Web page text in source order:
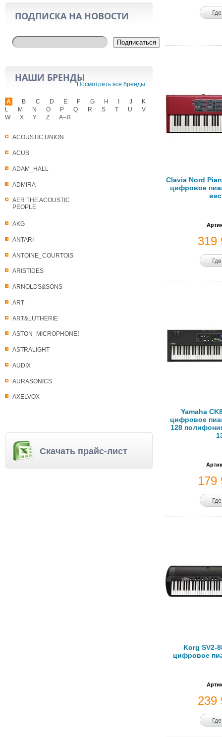
ПОДПИСКА НА НОВОСТИ
Подписаться
НАШИ БРЕНДЫ
Посмотреть все бренды
A
ACOUSTIC UNION
ACUS
ADAM_HALL
ADMIRA
AER THE ACOUSTIC
PEOPLE
AKG
ANTARI
ANTOINE_COURTOIS
ARISTIDES
ARNOLDS&SONS
ART
ART&LUTHERIE
ASTON_MICROPHONES
ASTRALIGHT
AUDIX
AURASONICS
AXELVOX
B C D E F G H J
K
L
M N O P Q R S T U
V
W
X Y Z А–Я
Скачать прайс-лист
Clavia Nord
цифровое
319
Yamaha
цифровое
128
179
Korg SV2-
цифровое
239